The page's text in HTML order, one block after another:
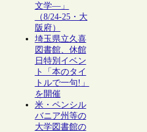
文学―」
（8/24-25・大
阪府）
埼玉県立久喜
図書館、休館
日特別イベン
ト「本のタイ
トルで一句!」
を開催
米・ペンシル
バニア州等の
大学図書館の